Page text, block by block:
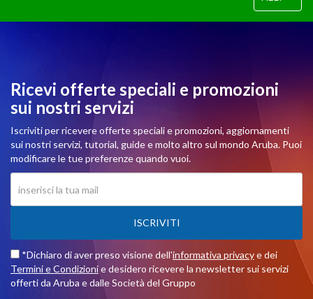
Ricevi offerte speciali e promozioni
sui nostri servizi
Iscriviti per ricevere offerte speciali e promozioni, aggiornamenti
sui nostri servizi, tutorial, guide e molto altro sul mondo Aruba. Puoi
modificare le tue preferenze quando vuoi.
ISCRIVITI
*Dichiaro di aver preso visione dell'informativa privacye dei
Termini e Condizionie desidero ricevere la newsletter sui servizi
offerti da Aruba e dalle Società del Gruppo